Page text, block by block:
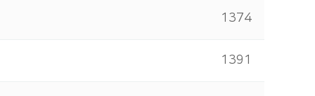
1374
1391